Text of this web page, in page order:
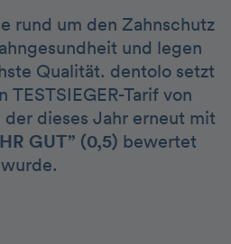
rund um den Zahnschutz
und legen
Qualität. dentolo setzt
TESTSIEGER-Tarif von
dieses Jahr erneut mit
GUT” (0,5) bewertet
wurde.